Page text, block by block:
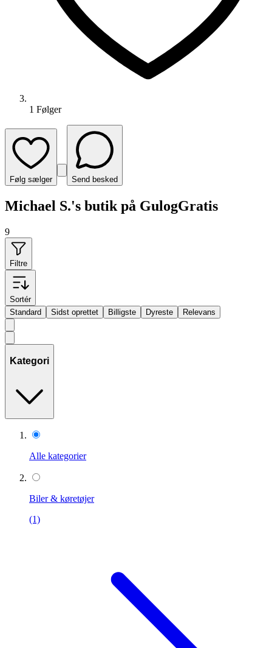
1 Følger
Følg sælger Send besked
Michael S.'s butik på GulogGratis
9
Filtre
Sortér
Standard
Sidst oprettet Billigste Dyreste Relevans
Kategori
Alle kategorier
Biler & køretøjer
(1)